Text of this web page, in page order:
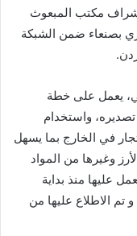
مكتب المبعوث
بصنعاء ضمن الشبكة
يعمل على خطة
تصديره، واستخدام
في الخارج بما يسهل
وغيرها من المواد
عليها منذ بداية
تم الاطلاع عليها من